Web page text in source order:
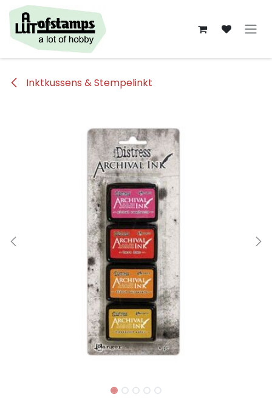
Overslaan naar inhoud
Inktkussens & Stempelinkt